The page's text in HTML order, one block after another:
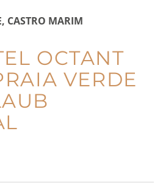
CASTRO MARIM
OCTANT
VERDE